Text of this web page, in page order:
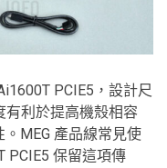
PCIE5，設計尺
有利於提高機殼相容
MEG 產品線常見使
PCIE5 保留這項傳